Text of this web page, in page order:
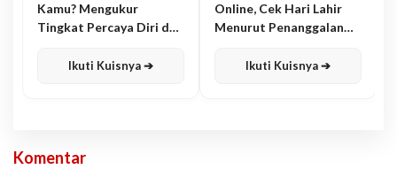
Kamu? Mengukur
Tingkat Percaya Diri dan
Ikuti Kuisnya ➔
Online, Cek Hari Lahir
Menurut Penanggalan
Ikuti Kuisnya ➔
Komentar